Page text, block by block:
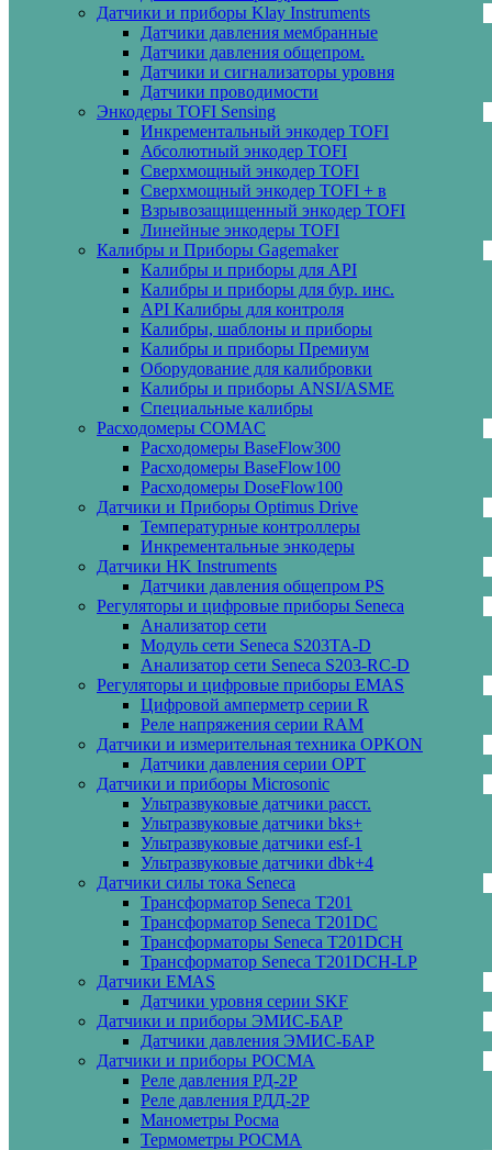
Датчики и приборы Klay Instruments
Датчики давления мембранные
Датчики давления общепром.
Датчики и сигнализаторы уровня
Датчики проводимости
Энкодеры TOFI Sensing
Инкрементальный энкодер TOFI
Абсолютный энкодер TOFI
Сверхмощный энкодер TOFI
Сверхмощный энкодер TOFI + в
Взрывозащищенный энкодер TOFI
Линейные энкодеры TOFI
Калибры и Приборы Gagemaker
Калибры и приборы для API
Калибры и приборы для бур. инс.
API Калибры для контроля
Калибры, шаблоны и приборы
Калибры и приборы Премиум
Оборудование для калибровки
Калибры и приборы ANSI/ASME
Специальные калибры
Расходомеры COMAC
Расходомеры BaseFlow300
Расходомеры BaseFlow100
Расходомеры DoseFlow100
Датчики и Приборы Optimus Drive
Температурные контроллеры
Инкрементальные энкодеры
Датчики HK Instruments
Датчики давления общепром PS
Регуляторы и цифровые приборы Seneca
Анализатор сети
Модуль сети Seneca S203TA-D
Анализатор сети Seneca S203-RC-D
Регуляторы и цифровые приборы EMAS
Цифровой амперметр серии R
Реле напряжения серии RAM
Датчики и измерительная техника OPKON
Датчики давления серии OPT
Датчики и приборы Microsonic
Ультразвуковые датчики расст.
Ультразвуковые датчики bks+
Ультразвуковые датчики esf-1
Ультразвуковые датчики dbk+4
Датчики силы тока Seneca
Трансформатор Seneca T201
Трансформатор Seneca T201DC
Трансформаторы Seneca T201DCH
Трансформатор Seneca T201DCH-LP
Датчики EMAS
Датчики уровня серии SKF
Датчики и приборы ЭМИС-БАР
Датчики давления ЭМИС-БАР
Датчики и приборы РОСМА
Реле давления РД-2Р
Реле давления РДД-2Р
Манометры Росма
Термометры РОСМА